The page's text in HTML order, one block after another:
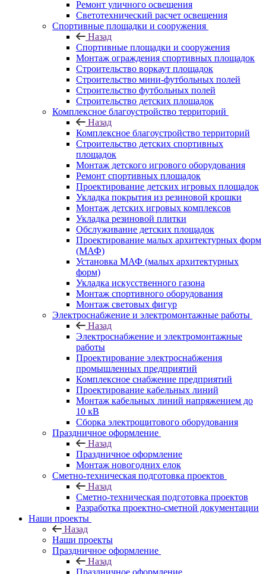
Ремонт уличного освещения
Светотехнический расчет освещения
Спортивные площадки и сооружения
Назад
Спортивные площадки и сооружения
Монтаж ограждения спортивных площадок
Строительство воркаут площадок
Строительство мини-футбольных полей
Строительство футбольных полей
Строительство детских площадок
Комплексное благоустройство территорий
Назад
Комплексное благоустройство территорий
Строительство детских спортивных
площадок
Монтаж детского игрового оборудования
Ремонт спортивных площадок
Проектирование детских игровых площадок
Укладка покрытия из резиновой крошки
Монтаж детских игровых комплексов
Укладка резиновой плитки
Обслуживание детских площадок
Проектирование малых архитектурных форм
(МАФ)
Установка МАФ (малых архитектурных
форм)
Укладка искусственного газона
Монтаж спортивного оборудования
Монтаж световых фигур
Электроснабжение и электромонтажные работы
Назад
Электроснабжение и электромонтажные
работы
Проектирование электроснабжения
промышленных предприятий
Комплексное снабжение предприятий
Проектирование кабельных линий
Монтаж кабельных линий напряжением до
10 кВ
Сборка электрощитового оборудования
Праздничное оформление
Назад
Праздничное оформление
Монтаж новогодних елок
Сметно-техническая подготовка проектов
Назад
Сметно-техническая подготовка проектов
Разработка проектно-сметной документации
Наши проекты
Назад
Наши проекты
Праздничное оформление
Назад
Праздничное оформление